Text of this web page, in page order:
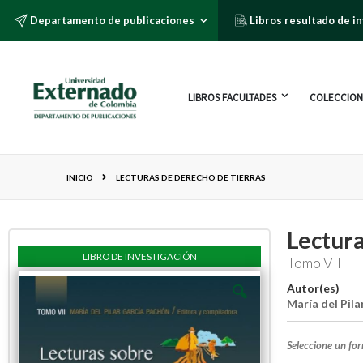
Departamento de publicaciones Libros resultado de
LIBROS FACULTADES
INICIO LECTURAS DE DERECHO DE TIERRAS
Tomo VII
Autor(es)
María del
Seleccione un
LIBRO DE INVESTIGACIÓN